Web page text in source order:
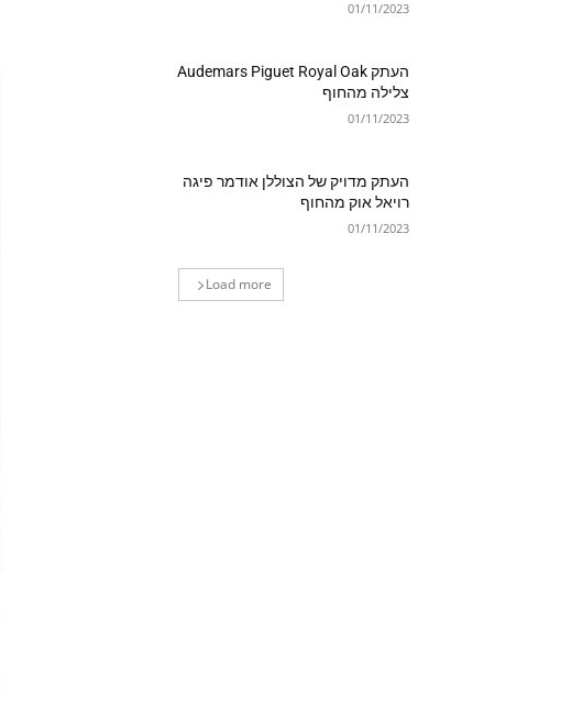
01/11/2023
העתק Audemars Piguet Royal Oak
צלילה מהחוף
01/11/2023
העתק מדויק של הצוללן אודמר פיגה
רויאל אוק מהחוף
01/11/2023
Load more